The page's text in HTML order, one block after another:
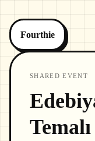
Fourthie
SHARED EVENT